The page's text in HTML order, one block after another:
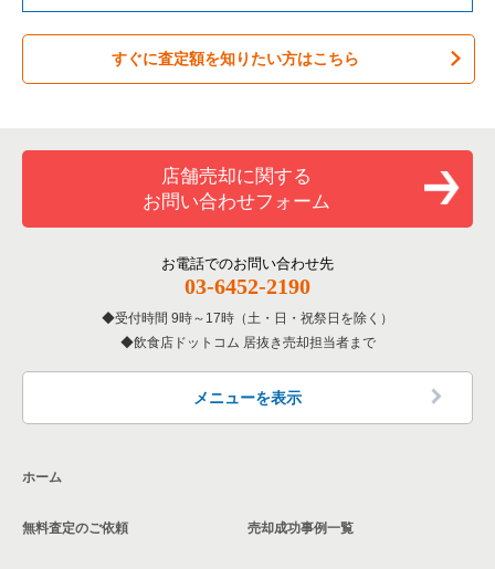
バーの居抜き売却物件の案件一覧
居酒屋・ダイニングバーの居抜き売却物件の案件一覧
洋食の居抜き売却物件の案件一覧
その他の居抜き売却物件の案件一覧
東大阪市の飲食店の居抜き売却物件の案件一覧
吹田市の飲食店の居抜き売却物件の案件一覧
大阪市東住吉区の飲食店の居抜き売却物件の案件一覧
門真市の飲食店の居抜き売却物件の案件一覧
大阪市天王寺区の飲食店の居抜き売却物件の案件一覧
高石市の飲食店の居抜き売却物件の案件一覧
大阪市鶴見区の飲食店の居抜き売却物件の案件一覧
大阪府のテイクアウトの居抜き売却物件の案件一覧
大阪府のお弁当・惣菜・デリの居抜き売却物件の案件一覧
大阪府のバーの居抜き売却物件の案件一覧
大阪府の居酒屋・ダイニングバーの居抜き売却物件の案件一覧
大阪府の和食の居抜き売却物件の案件一覧
大阪府の洋食の居抜き売却物件の案件一覧
大阪府のその他の居抜き売却物件の案件一覧
すぐに査定額を知りたい方はこちら
店舗売却に関する
お問い合わせフォーム
お電話でのお問い合わせ先
03-6452-2190
受付時間 9時～17時（土・日・祝祭日を除く）
飲食店ドットコム 居抜き売却担当者まで
メニューを表示
ホーム
無料査定のご依頼 売却成功事例一覧